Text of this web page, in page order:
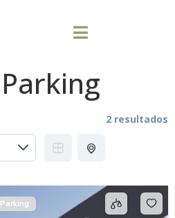
Parking
2 resultados
Parking